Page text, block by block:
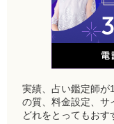
実績、占い鑑定師が
の質、料金設定、サ
どれをとってもおす